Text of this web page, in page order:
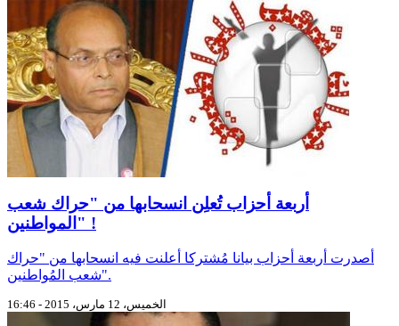
أربعة أحزاب تُعلِن انسحابها من "حراك شعب
المواطنين" !
أصدرت أربعة أحزاب بيانا مُشتركا أعلنت فيه انسحابها من "حراك
شعب المُواطنين".
الخميس، 12 مارس، 2015 - 16:46